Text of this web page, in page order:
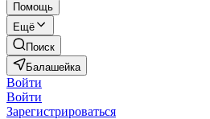
Помощь
Ещё
Поиск
Балашейка
Войти
Войти
Зарегистрироваться